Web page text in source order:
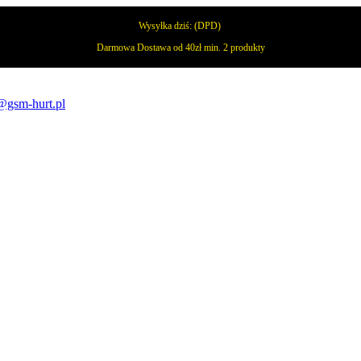
Wysyłka dziś: (DPD)
Darmowa Dostawa od 40zł min. 2 produkty
hurt.pl